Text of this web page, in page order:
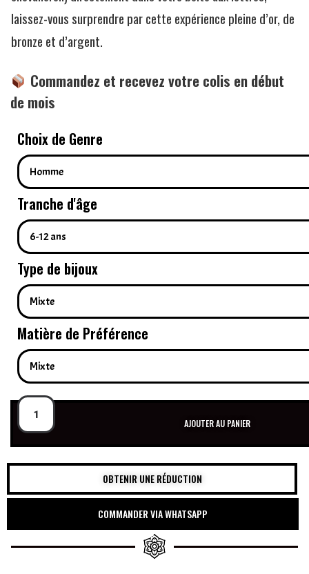
laissez-vous surprendre par cette expérience pleine d’or, de
bronze et d’argent.
Commandez et recevez votre colis en début
de mois
Choix de Genre
Tranche d'âge
Type de bijoux
Matière de Préférence
AJOUTER AU PANIER
OBTENIR UNE RÉDUCTION
COMMANDER VIA WHATSAPP